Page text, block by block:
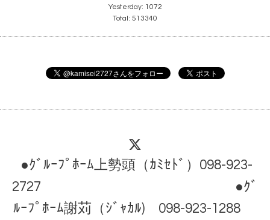
Yesterday: 1072
Total: 513340
●ｸﾞﾙｰﾌﾟﾎｰﾑ上勢頭（ｶﾐｾﾄﾞ）098-923-
2727 ●ｸﾞ
ﾙｰﾌﾟﾎｰﾑ謝苅（ｼﾞｬｶﾙ) 098-923-1288